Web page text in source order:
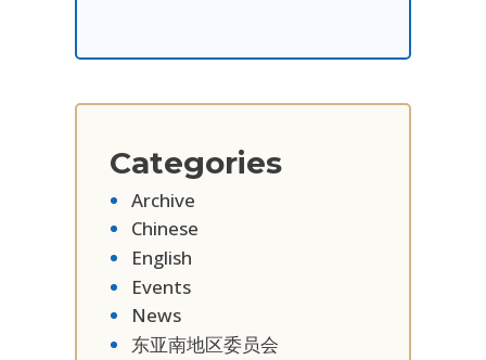
Categories
Archive
Chinese
English
Events
News
东亚南地区委员会